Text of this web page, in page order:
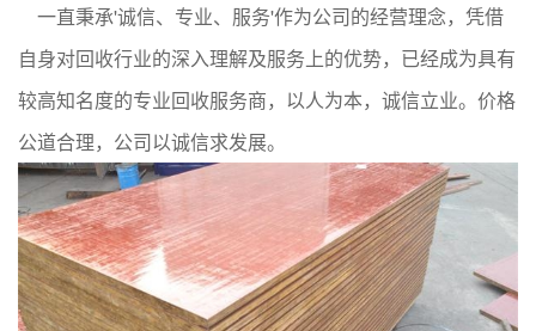
一直秉承'诚信、专业、服务'作为公司的经营理念，凭借
自身对回收行业的深入理解及服务上的优势，已经成为具有
较高知名度的专业回收服务商，以人为本，诚信立业。价格
公道合理，公司以诚信求发展。